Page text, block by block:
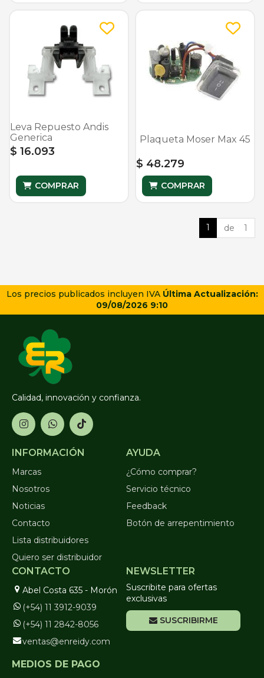
Leva Repuesto Andis
Generica
$ 16.093
COMPRAR
Plaqueta Moser Max 45
$ 48.279
COMPRAR
1 de 1
Los precios publicados incluyen IVA Última Actualización:
09/08/2026 9:10
Calidad, innovación y confianza.
INFORMACIÓN
Marcas
Nosotros
Noticias
Contacto
Lista distribuidores
Quiero ser distribuidor
AYUDA
¿Cómo comprar?
Servicio técnico
Feedback
Botón de arrepentimiento
CONTACTO
Abel Costa 635 - Morón
(+54) 11 3912-9039
(+54) 11 2842-8056
ventas@enreidy.com
NEWSLETTER
Suscribite para ofertas
exclusivas
SUSCRIBIRME
MEDIOS DE PAGO